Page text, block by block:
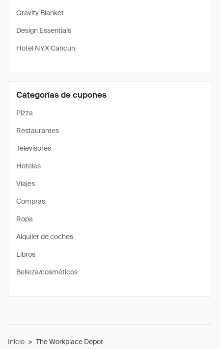
Gravity Blanket
Design Essentials
Hotel NYX Cancun
Categorías de cupones
Pizza
Restaurantes
Televisores
Hoteles
Viajes
Compras
Ropa
Alquiler de coches
Libros
Belleza/cosméticos
Inicio > The Workplace Depot